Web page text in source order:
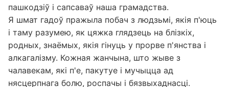
пашкодзіў і сапсаваў наша грамадства.
Я шмат гадоў пражыла побач з людзьмі, якія п'юць
і таму разумею, як цяжка глядзець на блізкіх,
родных, знаёмых, якія гінуць у прорве п'янства і
алкагалізму. Кожная жанчына, што жыве з
чалавекам, які п'е, пакутуе і мучыцца ад
нясцерпнага болю, роспачы і бязвыхаднасці.